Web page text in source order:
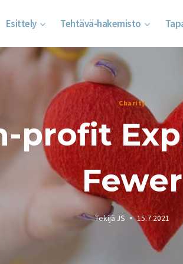
Esittely Tehtävä-hakemisto
Charity
profit
Fewer
Tekijä JS 15.7.2021